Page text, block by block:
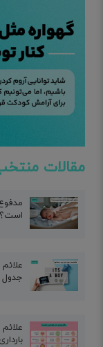
مقالات
جدول